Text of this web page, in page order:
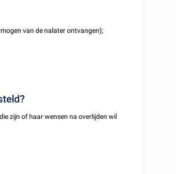
van de nalater ontvangen);
zijn of haar wensen na overlijden wil